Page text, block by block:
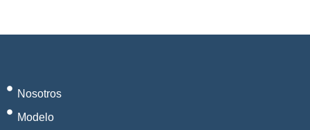
Nosotros
Modelo